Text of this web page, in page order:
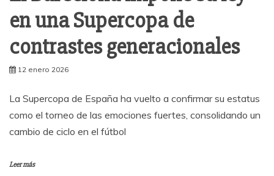
en una Supercopa de
contrastes generacionales
12 enero 2026
La Supercopa de España ha vuelto a confirmar su estatus
como el torneo de las emociones fuertes, consolidando un
cambio de ciclo en el fútbol
Leer más